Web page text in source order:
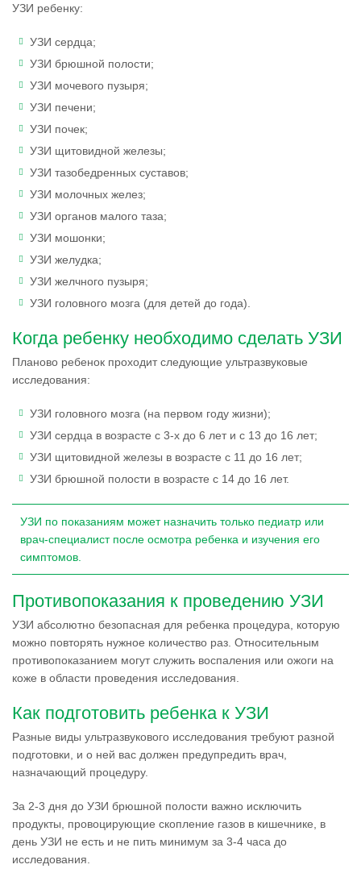
УЗИ ребенку:
УЗИ сердца;
УЗИ брюшной полости;
УЗИ мочевого пузыря;
УЗИ печени;
УЗИ почек;
УЗИ щитовидной железы;
УЗИ тазобедренных суставов;
УЗИ молочных желез;
УЗИ органов малого таза;
УЗИ мошонки;
УЗИ желудка;
УЗИ желчного пузыря;
УЗИ головного мозга (для детей до года).
Когда ребенку необходимо сделать УЗИ
Планово ребенок проходит следующие ультразвуковые
исследования:
УЗИ головного мозга (на первом году жизни);
УЗИ сердца в возрасте с 3-х до 6 лет и с 13 до 16 лет;
УЗИ щитовидной железы в возрасте с 11 до 16 лет;
УЗИ брюшной полости в возрасте с 14 до 16 лет.
УЗИ по показаниям может назначить только педиатр или
врач-специалист после осмотра ребенка и изучения его
симптомов.
Противопоказания к проведению УЗИ
УЗИ абсолютно безопасная для ребенка процедура, которую
можно повторять нужное количество раз. Относительным
противопоказанием могут служить воспаления или ожоги на
коже в области проведения исследования.
Как подготовить ребенка к УЗИ
Разные виды ультразвукового исследования требуют разной
подготовки, и о ней вас должен предупредить врач,
назначающий процедуру.
За 2-3 дня до УЗИ брюшной полости важно исключить
продукты, провоцирующие скопление газов в кишечнике, в
день УЗИ не есть и не пить минимум за 3-4 часа до
исследования.